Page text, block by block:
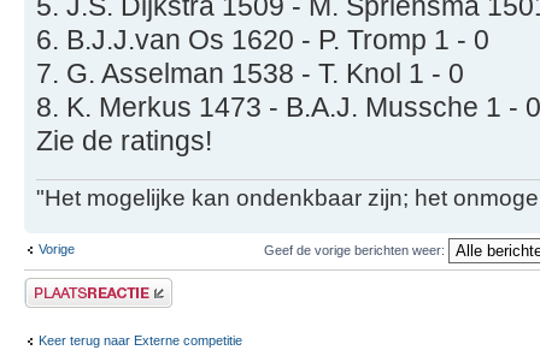
5. J.S. Dijkstra 1509 - M. Spriensma
6. B.J.J.van Os 1620 - P. Tromp 1 - 0
7. G. Asselman 1538 - T. Knol 1 - 0
8. K. Merkus 1473 - B.A.J. Mussche 1 - 0
Zie de ratings!
"Het mogelijke kan ondenkbaar zijn; het
Vorige Geef de vorige berichten weer:
Plaats een reactie
Keer terug naar Externe competitie